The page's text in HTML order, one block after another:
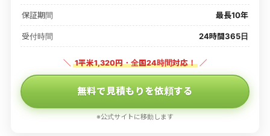
保証期間 最長10年
受付時間 24時間365日
＼ 1平米1,320円・全国24時間対応！ ／
無料で見積もりを依頼する
※公式サイトに移動します